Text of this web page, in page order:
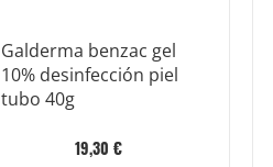
Galderma benzac gel
10% desinfección piel
tubo 40g
19,30 €